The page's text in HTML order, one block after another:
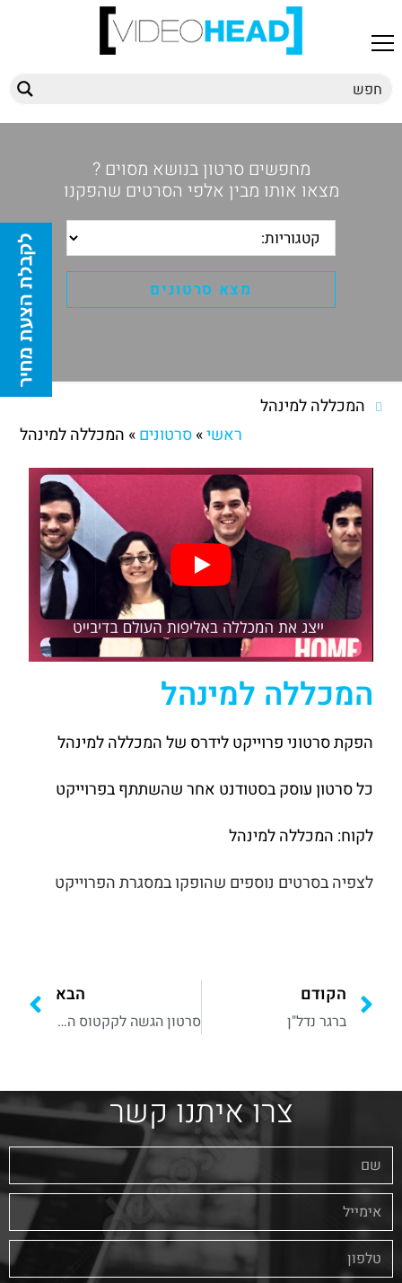
מחפשים סרטון בנושא מסוים ?
מצאו אותו מבין אלפי הסרטים שהפקנו
המכללה למינהל
ראשי»סרטונים» המכללה למינהל
המכללה למינהל
הפקת סרטוני פרוייקט לידרס של המכללה למינהל
כל סרטון עוסק בסטודנט אחר שהשתתף בפרוייקט
לקוח: המכללה למינהל
לצפיה בסרטים נוספים שהופקו במסגרת הפרוייקט
הקודם
ברגר נדל"ן
הבא
סרטון הגשה לקקטוס הזהב
צרו איתנו קשר